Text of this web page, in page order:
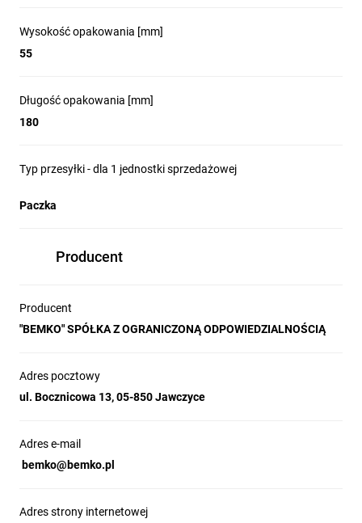
Wysokość opakowania [mm]
55
Długość opakowania [mm]
180
Typ przesyłki - dla 1 jednostki sprzedażowej
Paczka
Producent
Producent
"BEMKO" SPÓŁKA Z OGRANICZONĄ ODPOWIEDZIALNOŚCIĄ
Adres pocztowy
ul. Bocznicowa 13, 05-850 Jawczyce
Adres e-mail
bemko@bemko.pl
Adres strony internetowej